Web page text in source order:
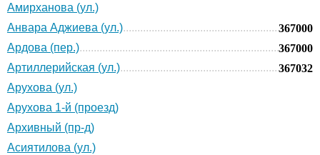
Амирханова (ул.)
Анвара Аджиева (ул.)
367000
Ардова (пер.)
367000
Артиллерийская (ул.)
367032
Арухова (ул.)
Арухова 1-й (проезд)
Архивный (пр-д)
Асиятилова (ул.)